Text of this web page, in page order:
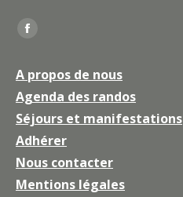
Trouvez nous sur :
La
Facebook
s'ouvre
dans
une
nouvelle
fenêtre
A propos de nous
Agenda des randos
Séjours et manifestations
Adhérer
Nous contacter
Mentions légales